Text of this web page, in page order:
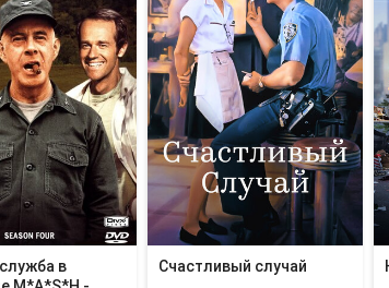
в
Счастливый случай